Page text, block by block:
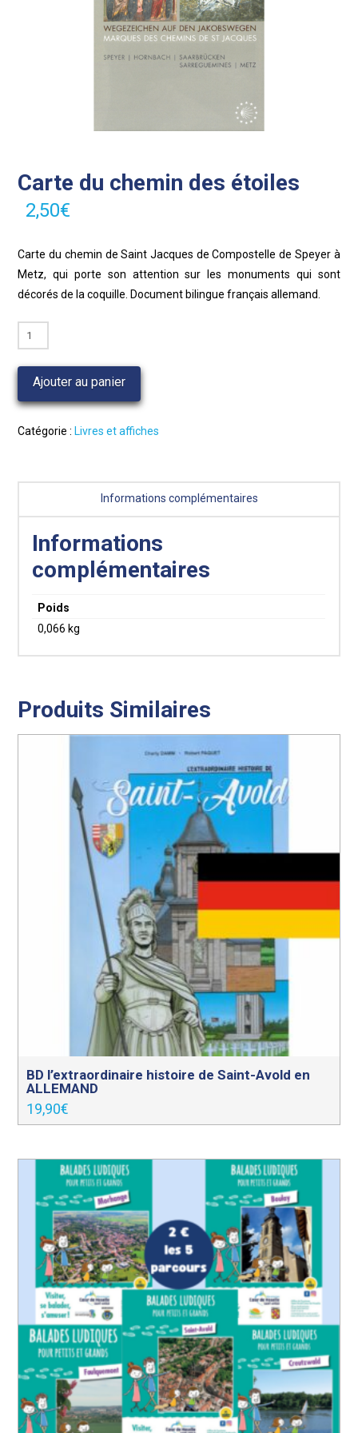
Carte du chemin des étoiles
2,50€
Carte du chemin de Saint Jacques de Compostelle de Speyer à
Metz, qui porte son attention sur les monuments qui sont
décorés de la coquille. Document bilingue français allemand.
quantité
de
Carte
chemin
des
Ajouter au panier
Catégorie : Livres et affiches
Informations complémentaires
Informations
complémentaires
Poids
0,066 kg
Produits Similaires
BD l’extraordinaire histoire de Saint-Avold en
ALLEMAND
19,90€